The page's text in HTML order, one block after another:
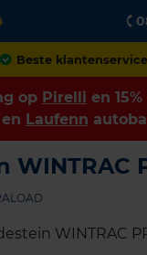
Beste klantenservice
op Pirelli en
en Laufenn
WINTRAC